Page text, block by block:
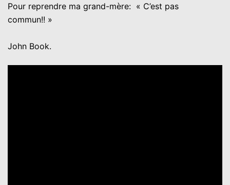
Pour reprendre ma grand-mère: « C’est pas
commun!! »
John Book.